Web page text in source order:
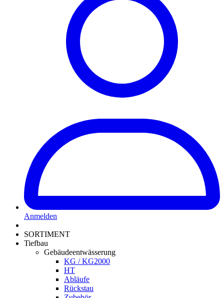
Anmelden
SORTIMENT
Tiefbau
Gebäudeentwässerung
KG / KG2000
HT
Abläufe
Rückstau